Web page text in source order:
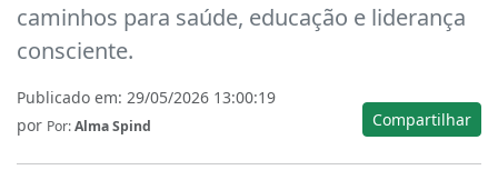
caminhos para saúde, educação e liderança
consciente.
Publicado em: 29/05/2026 13:00:19
por Por:Alma Spind Compartilhar